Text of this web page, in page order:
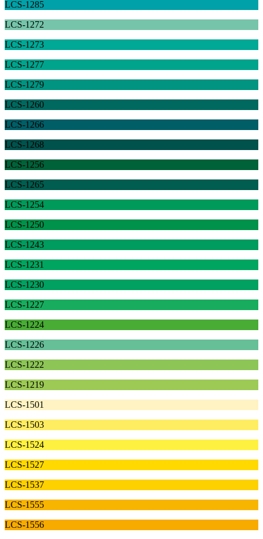
LCS-1285
LCS-1272
LCS-1273
LCS-1277
LCS-1279
LCS-1260
LCS-1266
LCS-1268
LCS-1256
LCS-1265
LCS-1254
LCS-1250
LCS-1243
LCS-1231
LCS-1230
LCS-1227
LCS-1224
LCS-1226
LCS-1222
LCS-1219
LCS-1501
LCS-1503
LCS-1524
LCS-1527
LCS-1537
LCS-1555
LCS-1556